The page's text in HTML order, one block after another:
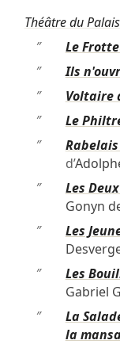
Théâtre du
″
Le
″
Ils
″
Voltaire
″
Le
″
d’
″
Les
Gonyn
″
Les
″
Les
Gabriel
″
La
la